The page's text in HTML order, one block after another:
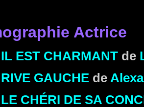
Actrice
IL EST CHARMANT de
RIVE GAUCHE de
LE CHÉRI DE SA